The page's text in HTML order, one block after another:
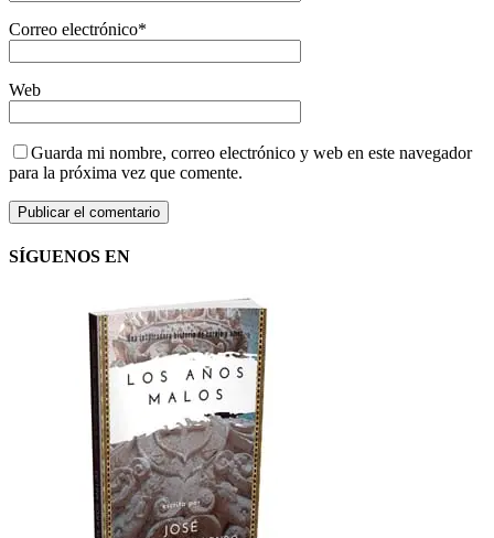
Correo electrónico*
Web
Guarda mi nombre, correo electrónico y web en este navegador
para la próxima vez que comente.
SÍGUENOS EN